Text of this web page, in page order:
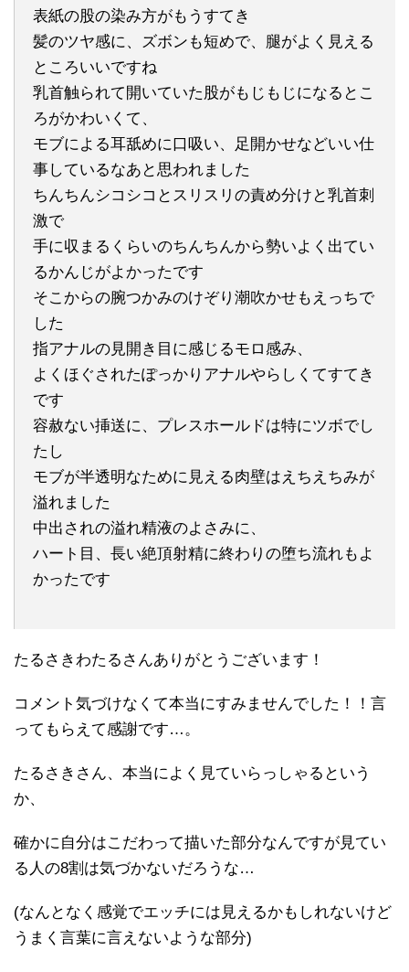
表紙の股の染み方がもうすてき
髪のツヤ感に、ズボンも短めで、腿がよく見える
ところいいですね
乳首触られて開いていた股がもじもじになるとこ
ろがかわいくて、
モブによる耳舐めに口吸い、足開かせなどいい仕
事しているなあと思われました
ちんちんシコシコとスリスリの責め分けと乳首刺
激で
手に収まるくらいのちんちんから勢いよく出てい
るかんじがよかったです
そこからの腕つかみのけぞり潮吹かせもえっちで
した
指アナルの見開き目に感じるモロ感み、
よくほぐされたぽっかりアナルやらしくてすてき
です
容赦ない挿送に、プレスホールドは特にツボでし
たし
モブが半透明なために見える肉壁はえちえちみが
溢れました
中出されの溢れ精液のよさみに、
ハート目、長い絶頂射精に終わりの堕ち流れもよ
かったです
たるさきわたるさんありがとうございます！
コメント気づけなくて本当にすみませんでした！！言
ってもらえて感謝です…。
たるさきさん、本当によく見ていらっしゃるという
か、
確かに自分はこだわって描いた部分なんですが見てい
る人の8割は気づかないだろうな…
(なんとなく感覚でエッチには見えるかもしれないけど
うまく言葉に言えないような部分)